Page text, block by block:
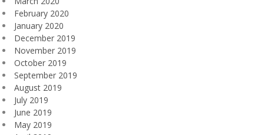
February 2020
January 2020
December 2019
November 2019
October 2019
September 2019
August 2019
July 2019
June 2019
May 2019